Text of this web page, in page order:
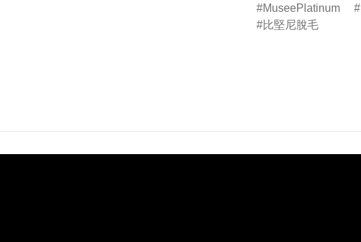
MuseePlatinum
比堅尼脫毛